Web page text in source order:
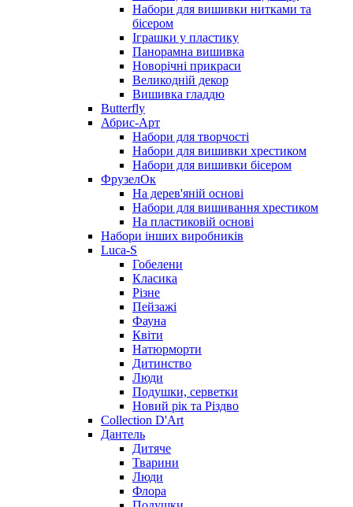
Набори для вишивки нитками та
бісером
Іграшки у пластику
Панорамна вишивка
Новорічні прикраси
Великодній декор
Вишивка гладдю
Butterfly
Абрис-Арт
Набори для творчості
Набори для вишивки хрестиком
Набори для вишивки бісером
ФрузелОк
На дерев'яній основі
Набори для вишивання хрестиком
На пластиковій основі
Набори інших виробників
Luca-S
Гобелени
Класика
Різне
Пейзажі
Фауна
Квіти
Натюрморти
Дитинство
Люди
Подушки, серветки
Новий рік та Різдво
Collection D'Art
Дантель
Дитяче
Тварини
Люди
Флора